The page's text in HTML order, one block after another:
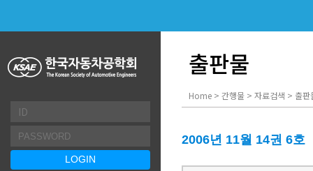
출판물
Home > 간행물 > 자료검색 > 출판
2006년 11월 14권 6호